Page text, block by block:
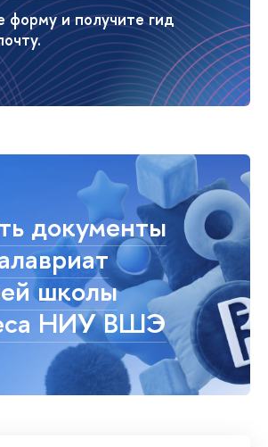
форму и получите гид
документы
школы
НИУ ВШЭ